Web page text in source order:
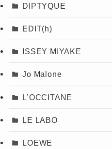
DIPTYQUE
EDIT(h)
ISSEY MIYAKE
Jo Malone
L’OCCITANE
LE LABO
LOEWE